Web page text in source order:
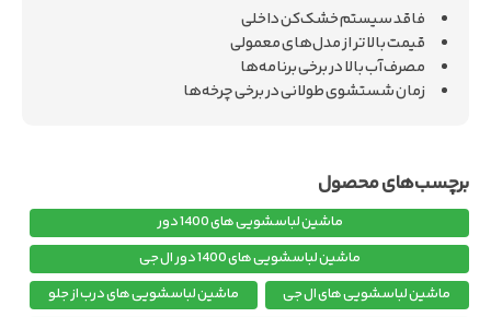
فاقد سیستم خشک‌کن داخلی
قیمت بالاتر از مدل‌های معمولی
مصرف آب بالا در برخی برنامه‌ها
زمان شستشوی طولانی در برخی چرخه‌ها
ماشین لباسشویی های 1400 دور
ماشین لباسشویی های 1400 دور ال جی
ماشین لباسشویی های ال جی
ماشین لباسشویی های درب از جلو